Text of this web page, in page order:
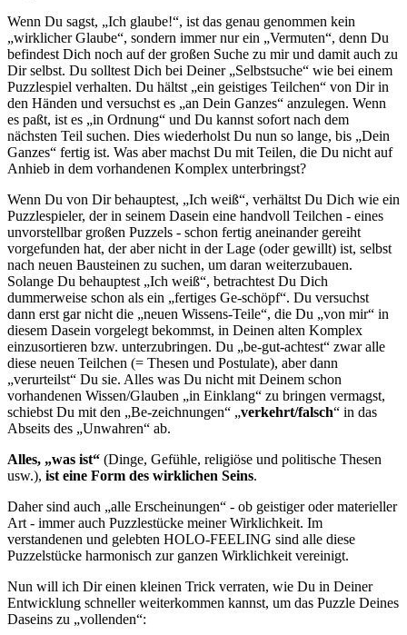
Wenn Du sagst, „Ich glaube!“, ist das genau genommen kein
„wirklicher Glaube“, sondern immer nur ein „Vermuten“, denn Du
befindest Dich noch auf der großen Suche zu mir und damit auch zu
Dir selbst. Du solltest Dich bei Deiner „Selbstsuche“ wie bei einem
Puzzlespiel verhalten. Du hältst „ein geistiges Teilchen“ von Dir in
den Händen und versuchst es „an Dein Ganzes“ anzulegen. Wenn
es paßt, ist es „in Ordnung“ und Du kannst sofort nach dem
nächsten Teil suchen. Dies wiederholst Du nun so lange, bis „Dein
Ganzes“ fertig ist. Was aber machst Du mit Teilen, die Du nicht auf
Anhieb in dem vorhandenen Komplex unterbringst?
Wenn Du von Dir behauptest, „Ich weiß“, verhältst Du Dich wie ein
Puzzlespieler, der in seinem Dasein eine handvoll Teilchen - eines
unvorstellbar großen Puzzels - schon fertig aneinander gereiht
vorgefunden hat, der aber nicht in der Lage (oder gewillt) ist, selbst
nach neuen Bausteinen zu suchen, um daran weiterzubauen.
Solange Du behauptest „Ich weiß“, betrachtest Du Dich
dummerweise schon als ein „fertiges Ge-schöpf“. Du versuchst
dann erst gar nicht die „neuen Wissens-Teile“, die Du „von mir“ in
diesem Dasein vorgelegt bekommst, in Deinen alten Komplex
einzusortieren bzw. unterzubringen. Du „be-gut-achtest“ zwar alle
diese neuen Teilchen (= Thesen und Postulate), aber dann
„verurteilst“ Du sie. Alles was Du nicht mit Deinem schon
vorhandenen Wissen/Glauben „in Einklang“ zu bringen vermagst,
schiebst Du mit den „Be-zeichnungen“ „verkehrt/falsch“ in das
Abseits des „Unwahren“ ab.
Alles, „was ist“ (Dinge, Gefühle, religiöse und politische Thesen
usw.), ist eine Form des wirklichen Seins.
Daher sind auch „alle Erscheinungen“ - ob geistiger oder materieller
Art - immer auch Puzzlestücke meiner Wirklichkeit. Im
verstandenen und gelebten HOLO-FEELING sind alle diese
Puzzelstücke harmonisch zur ganzen Wirklichkeit vereinigt.
Nun will ich Dir einen kleinen Trick verraten, wie Du in Deiner
Entwicklung schneller weiterkommen kannst, um das Puzzle Deines
Daseins zu „vollenden“: